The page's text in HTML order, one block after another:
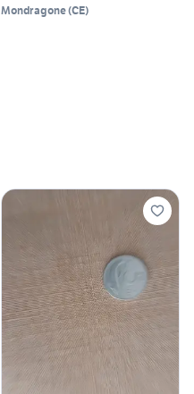
Mondragone(CE)